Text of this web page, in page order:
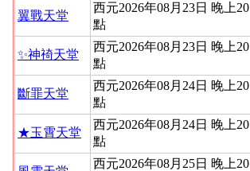
翼戰天堂
西元2026年08月23日 晚上20
點
✨神䄎天堂
西元2026年08月23日 晚上20
點
斷罪天堂
西元2026年08月24日 晚上20
點
★玉霄天堂
西元2026年08月24日 晚上20
點
西元2026年08月25日 晚上20